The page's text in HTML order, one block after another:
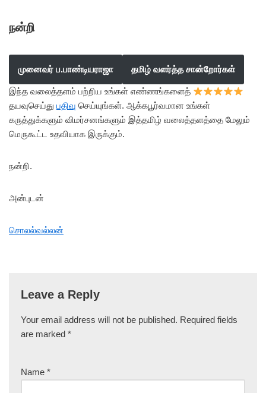
நன்றி
முனைவர் ப.பாண்டியராஜா தமிழ் வளர்த்த சான்றோர்கள்
இந்த வலைத்தளம் பற்றிய உங்கள் எண்ணங்களைத்
தயவுசெய்து பதிவு செய்யுங்கள். ஆக்கபூர்வமான உங்கள்
கருத்துக்களும் விமர்சனங்களும் இத்தமிழ் வலைத்தளத்தை மேலும்
மெருகூட்ட உதவியாக இருக்கும்.
நன்றி.
அன்புடன்
சொலல்வல்லன்
Leave a Reply
Your email address will not be published. Required fields
are marked *
Name *